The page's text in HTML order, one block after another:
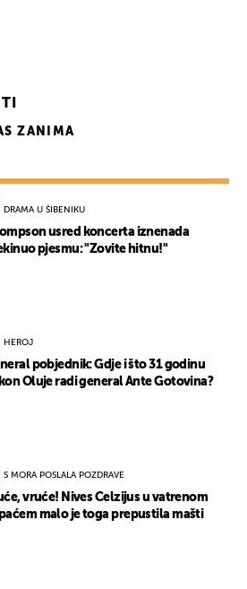
ZANIMA
DRAMA U ŠIBENIKU
usred koncerta iznenada
pjesmu: "Zovite hitnu!"
HEROJ
pobjednik: Gdje i što 31 godinu
Oluje radi general Ante Gotovina?
S MORA POSLALA POZDRAVE
vruće! Nives Celzijus u vatrenom
malo je toga prepustila mašti